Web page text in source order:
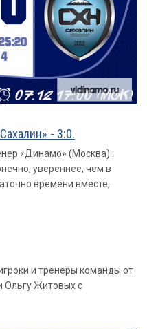
- 3:0.
«Динамо» (Москва) :
увереннее, чем в
времени вместе,
и тренеры команды от
Ольгу Житовых с